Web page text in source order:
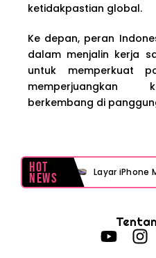
ketidakpastian global.
Ke depan, peran
dalam menjalin kerja
untuk memperkuat
memperjuangkan
berkembang di
Hot
News